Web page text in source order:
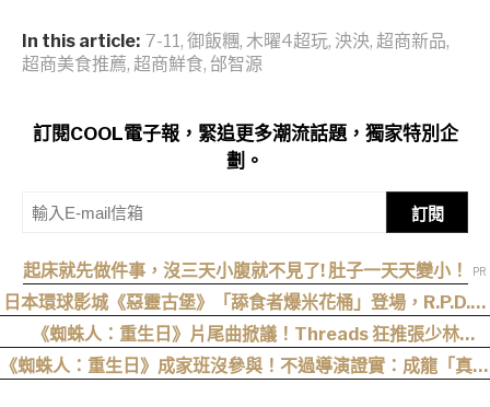
In this article: 7-11, 御飯糰, 木曜4超玩, 泱泱, 超商新品,
超商美食推薦, 超商鮮食, 邰智源
訂閱COOL電子報，緊追更多潮流話題，獨家特別企
劃。
訂閱
起床就先做件事，沒三天小腹就不見了! 肚子一天天變小！
日本環球影城《惡靈古堡》「舔食者爆米花桶」登場，R.P.D.制
服周邊同步公開
《蜘蛛人：重生日》片尾曲掀議！Threads 狂推張少林
〈SpiderMan〉，網笑：播這個直接神作預定
《蜘蛛人：重生日》成家班沒參與！不過導演證實：成龍「真的